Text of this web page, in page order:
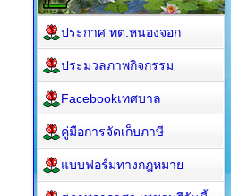
ประกาศ ทต.หนองจอก
ประมวลภาพกิจกรรม
Facebookเทศบาล
คู่มือการจัดเก็บภาษี
แบบฟอร์มทางกฎหมาย